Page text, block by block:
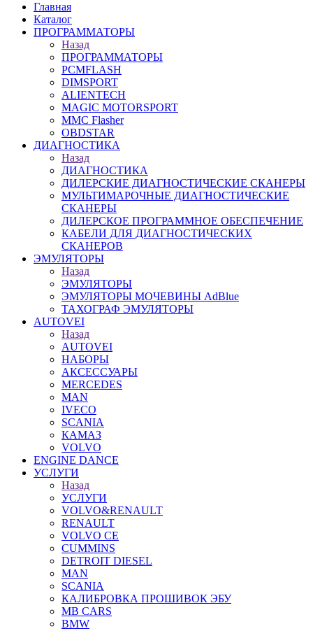
Главная
Каталог
ПРОГРАММАТОРЫ
Назад
ПРОГРАММАТОРЫ
PCMFLASH
DIMSPORT
ALIENTECH
MAGIC MOTORSPORT
MMC Flasher
OBDSTAR
ДИАГНОСТИКА
Назад
ДИАГНОСТИКА
ДИЛЕРСКИЕ ДИАГНОСТИЧЕСКИЕ СКАНЕРЫ
МУЛЬТИМАРОЧНЫЕ ДИАГНОСТИЧЕСКИЕ
СКАНЕРЫ
ДИЛЕРСКОЕ ПРОГРАММНОЕ ОБЕСПЕЧЕНИЕ
КАБЕЛИ ДЛЯ ДИАГНОСТИЧЕСКИХ
СКАНЕРОВ
ЭМУЛЯТОРЫ
Назад
ЭМУЛЯТОРЫ
ЭМУЛЯТОРЫ МОЧЕВИНЫ АdBlue
ТАХОГРАФ ЭМУЛЯТОРЫ
AUTOVEI
Назад
AUTOVEI
НАБОРЫ
АКСЕССУАРЫ
MERCEDES
MAN
IVECO
SCANIA
КАМАЗ
VOLVO
ENGINE DANCE
УСЛУГИ
Назад
УСЛУГИ
VOLVO&RENAULT
RENAULT
VOLVO CE
CUMMINS
DETROIT DIESEL
MAN
SCANIA
КАЛИБРОВКА ПРОШИВОК ЭБУ
MB CARS
BMW